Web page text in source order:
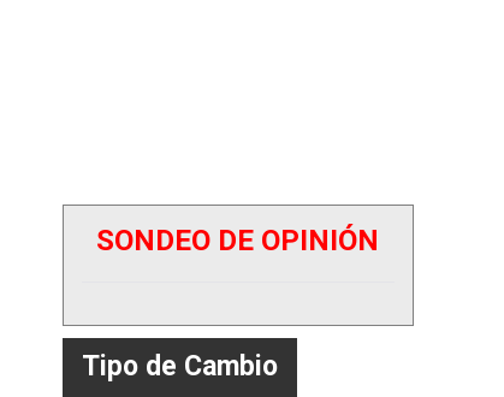
SONDEO DE OPINIÓN
Tipo de Cambio